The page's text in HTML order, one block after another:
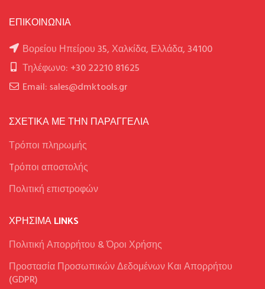
ΕΠΙΚΟΙΝΩΝΙΑ
Βορείου Ηπείρου 35, Χαλκίδα, Ελλάδα, 34100
Τηλέφωνο: +30 22210 81625
Email: sales@dmktools.gr
ΣΧΕΤΙΚΑ ΜΕ ΤΗΝ ΠΑΡΑΓΓΕΛΙΑ
Τρόποι πληρωμής
Tρόποι αποστολής
Πολιτική επιστροφών
ΧΡΉΣΙΜΑ LINKS
Πολιτική Απορρήτου & Όροι Χρήσης
Προστασία Προσωπικών Δεδομένων Και Απορρήτου
(GDPR)